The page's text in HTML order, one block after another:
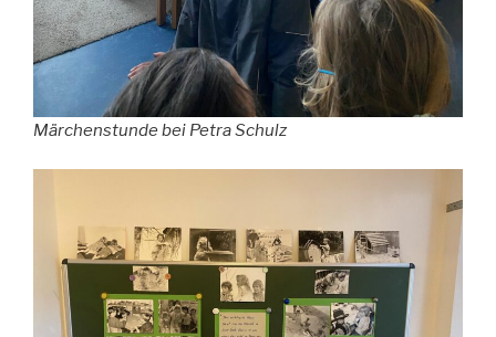
Märchenstunde bei Petra Schulz